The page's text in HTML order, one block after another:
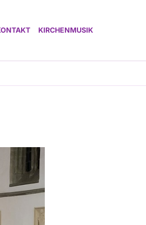
KIRCHENMUSIK